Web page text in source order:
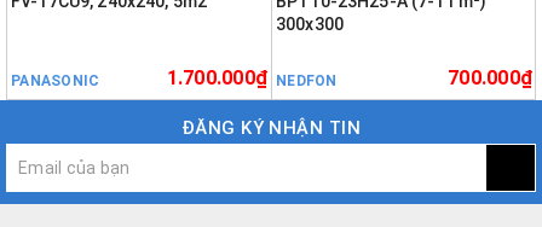
PANASONIC 1.700.000₫
300x300
NEDFON 700.000₫
ĐĂNG KÝ NHẬN TIN